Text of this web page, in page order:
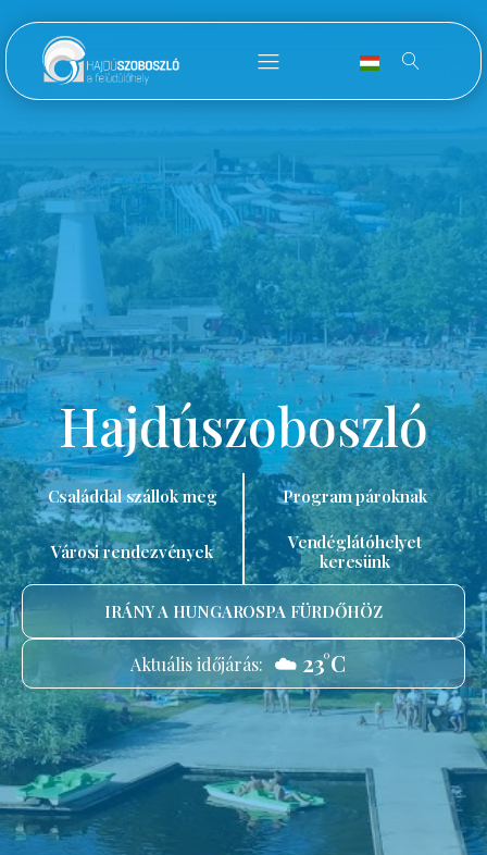
Hajdúszoboszló
Családdal szállok meg Program pároknak
Városi rendezvények
Vendéglátóhelyet
keresünk
IRÁNY A HUNGAROSPA FÜRDŐHÖZ
Aktuális időjárás: ☁️ 23°C